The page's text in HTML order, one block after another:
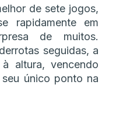
de sete jogos,
rapidamente em
de muitos.
seguidas, a
altura, vencendo
único ponto na